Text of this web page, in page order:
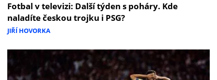
Fotbal v televizi: Další týden s poháry. Kde
naladíte českou trojku i PSG?
JIŘÍ HOVORKA